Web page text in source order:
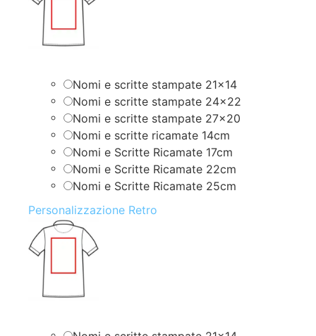
Nomi e scritte stampate 21×14
Nomi e scritte stampate 24×22
Nomi e scritte stampate 27×20
Nomi e scritte ricamate 14cm
Nomi e Scritte Ricamate 17cm
Nomi e Scritte Ricamate 22cm
Nomi e Scritte Ricamate 25cm
Personalizzazione Retro